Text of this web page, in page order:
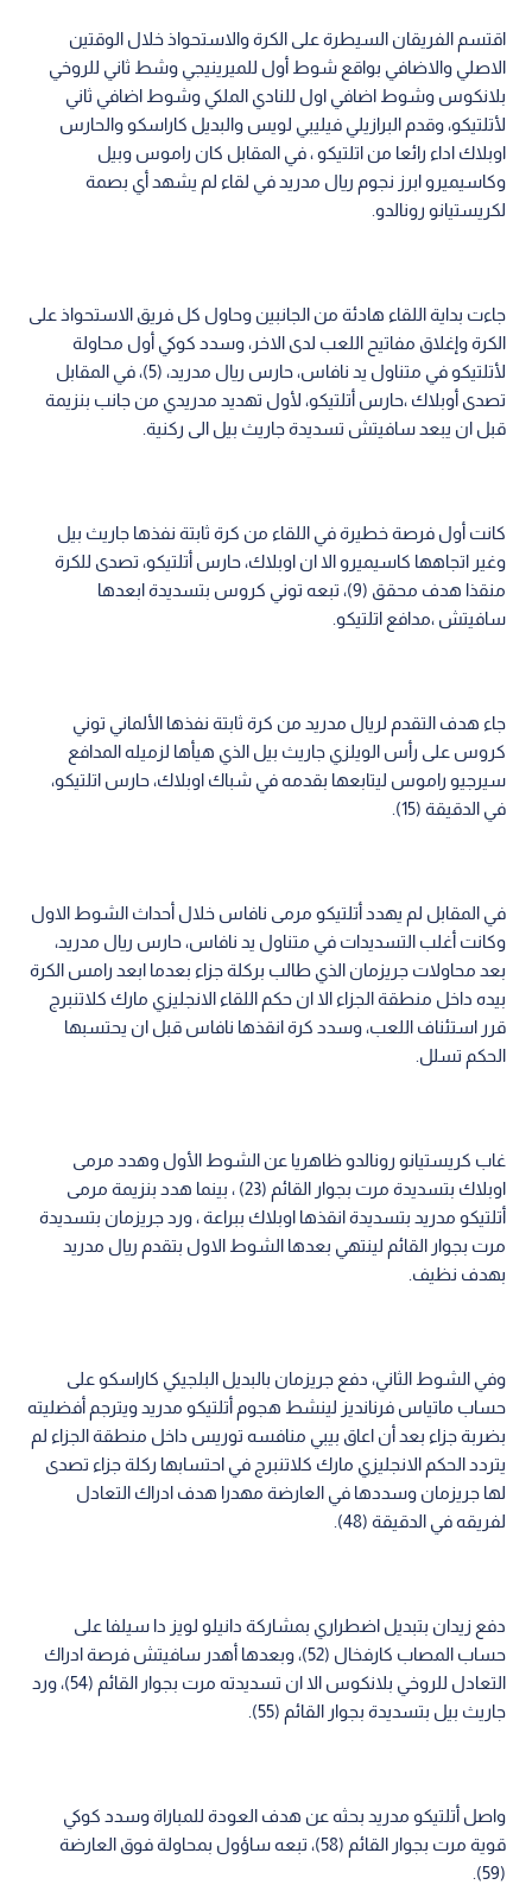
اقتسم الفريقان السيطرة على الكرة والاستحواذ خلال الوقتين
الاصلي والاضافي بواقع شوط أول للميرينيجي وشط ثاني للروخي
بلانكوس وشوط اضافي اول للنادي الملكي وشوط اضافي ثاني
لأتلتيكو، وقدم البرازيلي فيليبي لويس والبديل كاراسكو والحارس
اوبلاك اداء رائعا من اتلتيكو ، في المقابل كان راموس وبيل
وكاسيميرو ابرز نجوم ريال مدريد في لقاء لم يشهد أي بصمة
لكريستيانو رونالدو.
جاءت بداية اللقاء هادئة من الجانبين وحاول كل فريق الاستحواذ على
الكرة وإغلاق مفاتيح اللعب لدى الاخر، وسدد كوكي أول محاولة
لأتلتيكو في متناول يد نافاس، حارس ريال مدريد، (5)، في المقابل
تصدى أوبلاك ،حارس أتلتيكو، لأول تهديد مدريدي من جانب بنزيمة
قبل ان يبعد سافيتش تسديدة جاريث بيل الى ركنية.
كانت أول فرصة خطيرة في اللقاء من كرة ثابتة نفذها جاريث بيل
وغير اتجاهها كاسيميرو الا ان اوبلاك، حارس أتلتيكو، تصدى للكرة
منقذا هدف محقق (9)، تبعه توني كروس بتسديدة ابعدها
سافيتش ،مدافع اتلتيكو.
جاء هدف التقدم لريال مدريد من كرة ثابتة نفذها الألماني توني
كروس على رأس الويلزي جاريث بيل الذي هيأها لزميله المدافع
سيرجيو راموس ليتابعها بقدمه في شباك اوبلاك، حارس اتلتيكو،
في الدقيقة (15).
في المقابل لم يهدد أتلتيكو مرمى نافاس خلال أحداث الشوط الاول
وكانت أغلب التسديدات في متناول يد نافاس، حارس ريال مدريد،
بعد محاولات جريزمان الذي طالب بركلة جزاء بعدما ابعد رامس الكرة
بيده داخل منطقة الجزاء الا ان حكم اللقاء الانجليزي مارك كلاتنبرج
قرر استئناف اللعب، وسدد كرة انقذها نافاس قبل ان يحتسبها
الحكم تسلل.
غاب كريستيانو رونالدو ظاهريا عن الشوط الأول وهدد مرمى
اوبلاك بتسديدة مرت بجوار القائم (23) ، بينما هدد بنزيمة مرمى
أتلتيكو مدريد بتسديدة انقذها اوبلاك ببراعة ، ورد جريزمان بتسديدة
مرت بجوار القائم لينتهي بعدها الشوط الاول بتقدم ريال مدريد
بهدف نظيف.
وفي الشوط الثاني، دفع جريزمان بالبديل البلجيكي كاراسكو على
حساب ماتياس فرنانديز لينشط هجوم أتلتيكو مدريد ويترجم أفضليته
بضربة جزاء بعد أن اعاق بيبي منافسه توريس داخل منطقة الجزاء لم
يتردد الحكم الانجليزي مارك كلاتنبرج في احتسابها ركلة جزاء تصدى
لها جريزمان وسددها في العارضة مهدرا هدف ادراك التعادل
لفريقه في الدقيقة (48).
دفع زيدان بتبديل اضطراري بمشاركة دانيلو لويز دا سيلفا على
حساب المصاب كارفخال (52)، وبعدها أهدر سافيتش فرصة ادراك
التعادل للروخي بلانكوس الا ان تسديدته مرت بجوار القائم (54)، ورد
جاريث بيل بتسديدة بجوار القائم (55).
واصل أتلتيكو مدريد بحثه عن هدف العودة للمباراة وسدد كوكي
قوية مرت بجوار القائم (58)، تبعه ساؤول بمحاولة فوق العارضة
(59).